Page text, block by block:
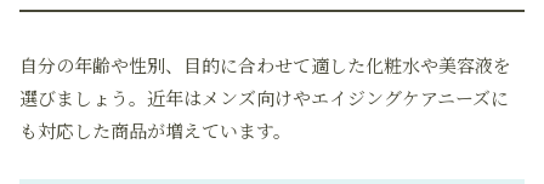
自分の年齢や性別、目的に合わせて適した化粧水や美容液を
選びましょう。近年はメンズ向けやエイジングケアニーズに
も対応した商品が増えています。